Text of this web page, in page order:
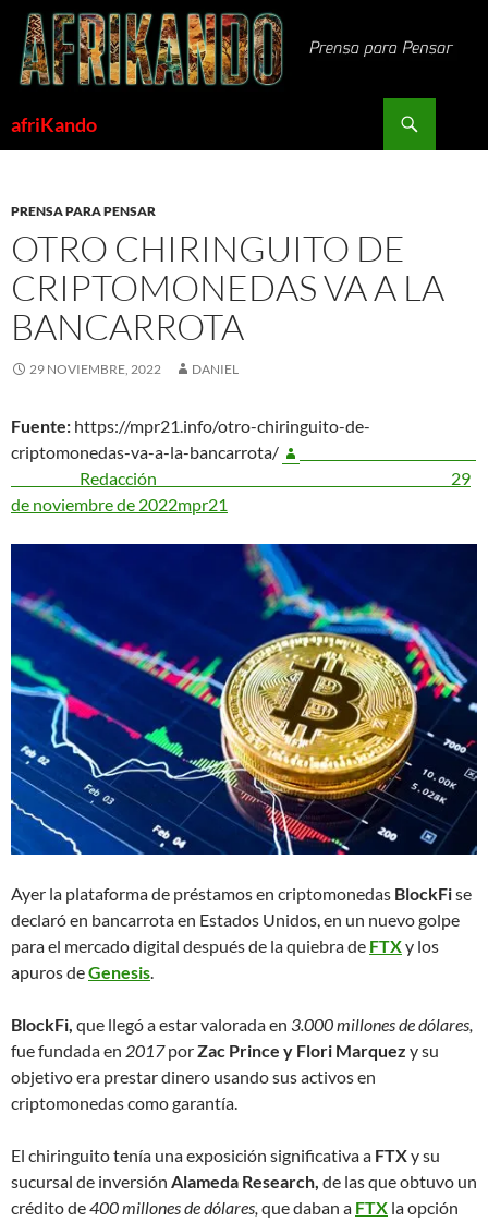
Saltar
contenido
afriKando
PRENSA PARA PENSAR
OTRO CHIRINGUITO DE
CRIPTOMONEDAS VA A LA
BANCARROTA
29 NOVIEMBRE, 2022 DANIEL
Fuente: https://mpr21.info/otro-chiringuito-de-
criptomonedas-va-a-la-bancarrota/
Redacción 29
de noviembre de 2022mpr21
Ayer la plataforma de préstamos en criptomonedas BlockFise
declaró en bancarrota en Estados Unidos, en un nuevo golpe
para el mercado digital después de la quiebra de FTXy los
apuros deGenesis.
BlockFi, que llegó a estar valorada en 3.000 millones de dólares,
fue fundada en 2017porZac Prince y Flori Marquez y su
objetivo era prestar dinero usando sus activos en
criptomonedas como garantía.
El chiringuito tenía una exposición significativa a FTXy su
sucursal de inversión Alameda Research, de las que obtuvo un
crédito de400 millones de dólares, que daban a FTX la opción